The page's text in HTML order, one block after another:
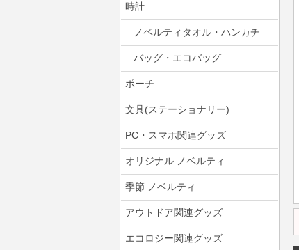
時計
ノベルティタオル・ハンカチ
バッグ・エコバッグ
ポーチ
文具(ステーショナリー)
PC・スマホ関連グッズ
オリジナル ノベルティ
季節 ノベルティ
アウトドア関連グッズ
エコロジー関連グッズ